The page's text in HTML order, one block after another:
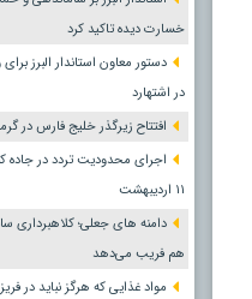
خسارت دیده تاکید کرد
در اشتهارد
افتتاح زیرگذر خلیج فارس در
اجرای محدودیت تردد در جاده
١١ اردیبهشت
دامنه های جعلی؛ کلاهبرداری
هم فریب می‌دهد
مواد غذایی که هرگز نباید در